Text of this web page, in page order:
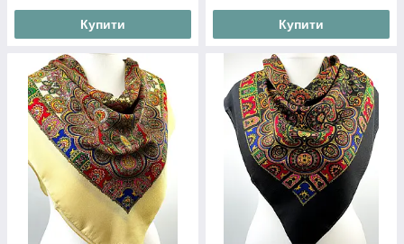
Купити Купити